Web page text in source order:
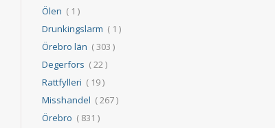
Ölen ( 1 )
Drunkingslarm ( 1 )
Örebro län ( 303 )
Degerfors ( 22 )
Rattfylleri ( 19 )
Misshandel ( 267 )
Örebro ( 831 )